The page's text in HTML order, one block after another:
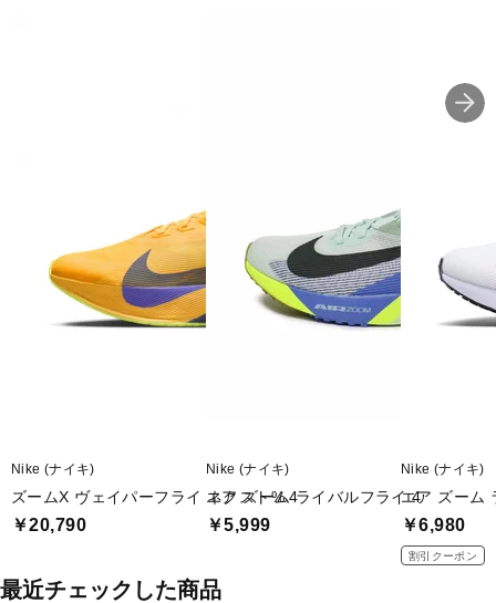
Nike (ナイキ)
ズームX ヴェイパーフライ ネクスト% 4
￥20,790
Nike (ナイキ)
エア ズーム ライバルフライ 4
￥5,999
Nike (ナイキ)
エア ズーム
￥6,980
割引クーポン
最近チェックした商品